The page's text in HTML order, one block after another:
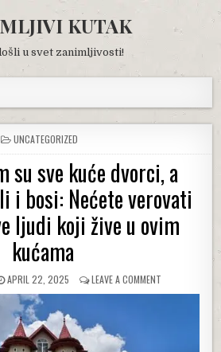
KUTAK
u svet zanimljivosti!
POSTED
IN
UNCATEGORIZED
su sve kuće dvorci, a
i bosi: Nećete verovati
ljudi koji žive u ovim
kućama
PUBLISHED
DATE:
APRIL 22, 2025 LEAVE A COMMENTON
SELO